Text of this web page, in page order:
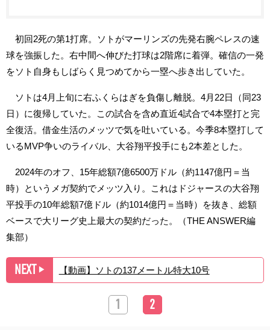
初回2死の第1打席。ソトがマーリンズの先発右腕ペレスの速
球を強振した。右中間へ伸びた打球は2階席に着弾。確信の一発
をソト自身もしばらく見つめてから一塁へ歩き出していた。
ソトは4月上旬に右ふくらはぎを負傷し離脱。4月22日（同23
日）に復帰していた。この試合を含め直近4試合で4本塁打と完
全復活。借金生活のメッツで気を吐いている。今季8本塁打して
いるMVP争いのライバル、大谷翔平投手にも2本差とした。
2024年のオフ、15年総額7億6500万ドル（約1147億円＝当
時）というメガ契約でメッツ入り。これはドジャースの大谷翔
平投手の10年総額7億ドル（約1014億円＝当時）を抜き、総額
ベースで大リーグ史上最大の契約だった。（THE ANSWER編
集部）
NEXT ▶︎ 【動画】ソトの137メートル特大10号
1 2